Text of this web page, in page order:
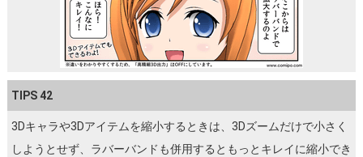
TIPS 42
3Dキャラや3Dアイテムを縮小するときは、3Dズームだけで小さく
しようとせず、ラバーバンドも併用するともっとキレイに縮小でき